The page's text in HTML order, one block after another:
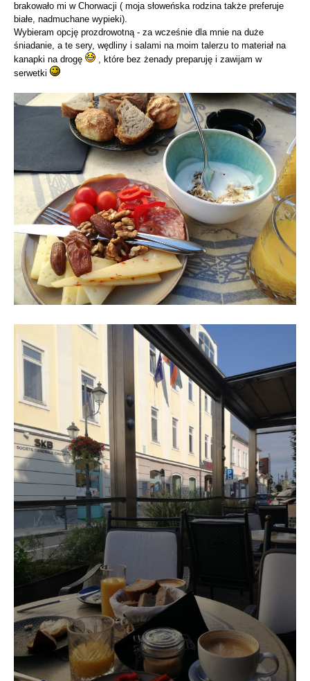
brakowało mi w Chorwacji ( moja słoweńska rodzina także preferuje
białe, nadmuchane wypieki).
Wybieram opcję prozdrowotną - za wcześnie dla mnie na duże
śniadanie, a te sery, wędliny i salami na moim talerzu to materiał na
kanapki na drogę
, które bez żenady preparuję i zawijam w
serwetki